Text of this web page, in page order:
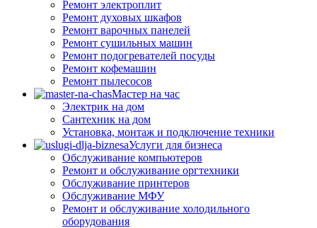
Ремонт электроплит
Ремонт духовых шкафов
Ремонт варочных панелей
Ремонт сушильных машин
Ремонт подогревателей посуды
Ремонт кофемашин
Ремонт пылесосов
Мастер на час
Электрик на дом
Сантехник на дом
Установка, монтаж и подключение техники
Услуги для бизнеса
Обслуживание компьютеров
Ремонт и обслуживание оргтехники
Обслуживание принтеров
Обслуживание МФУ
Ремонт и обслуживание холодильного
оборудования